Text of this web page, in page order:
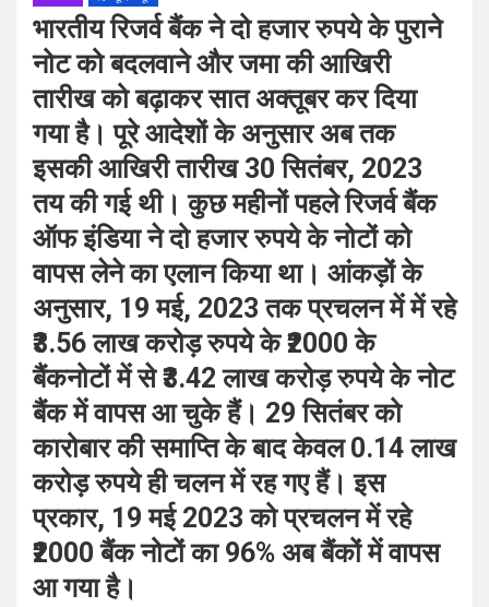
भारतीय रिजर्व बैंक ने दो हजार रुपये के पुराने
नोट को बदलवाने और जमा की आखिरी
तारीख को बढ़ाकर सात अक्तूबर कर दिया
गया है। पूरे आदेशों के अनुसार अब तक
इसकी आखिरी तारीख 30 सितंबर, 2023
तय की गई थी। कुछ महीनों पहले रिजर्व बैंक
ऑफ इंडिया ने दो हजार रुपये के नोटों को
वापस लेने का एलान किया था। आंकड़ों के
अनुसार, 19 मई, 2023 तक प्रचलन में में रहे
₹3.56 लाख करोड़ रुपये के ₹2000 के
बैंकनोटों में से ₹3.42 लाख करोड़ रुपये के नोट
बैंक में वापस आ चुके हैं। 29 सितंबर को
कारोबार की समाप्ति के बाद केवल 0.14 लाख
करोड़ रुपये ही चलन में रह गए हैं। इस
प्रकार, 19 मई 2023 को प्रचलन में रहे
₹2000 बैंक नोटों का 96% अब बैंकों में वापस
आ गया है।